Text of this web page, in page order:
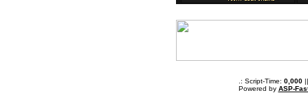
.: Script-Time: 0,000||
Powered by ASP-